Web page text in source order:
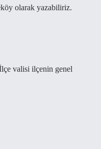
olarak yazabiliriz.
valisi ilçenin genel